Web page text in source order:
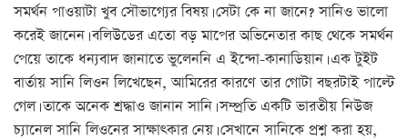
সমর্থন পাওয়াটা খুব সৌভাগ্যের বিষয়। সেটা কে না জানে? সানিও ভালো
করেই জানেন। বলিউডের এতো বড় মাপের অভিনেতার কাছ থেকে সমর্থন
পেয়ে তাকে ধন্যবাদ জানাতে ভুলেননি এ ইন্দো-কানাডিয়ান। এক টুইট
বার্তায় সানি লিওন লিখেছেন, আমিরের কারণে তার গোটা বছরটাই পাল্টে
গেল। তাকে অনেক শ্রদ্ধাও জানান সানি। সম্প্রতি একটি ভারতীয় নিউজ
চ্যানেল সানি লিওনের সাক্ষাত্কার নেয়। সেখানে সানিকে প্রশ্ন করা হয়,